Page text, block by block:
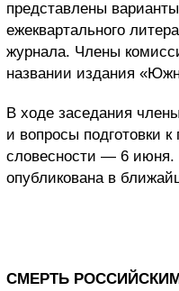
представлены
ежеквартального
журнала. Члены
названии издания
В ходе заседания
и вопросы подготовки
словесности — 6 июня.
опубликована в
СМЕРТЬ